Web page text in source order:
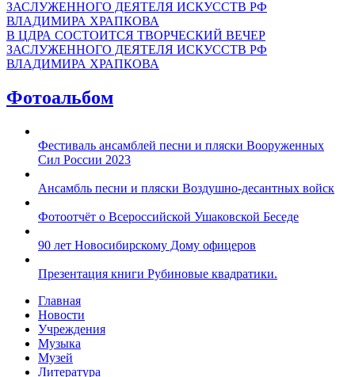
В ЦДРА СОСТОИТСЯ ТВОРЧЕСКИЙ ВЕЧЕР
ЗАСЛУЖЕННОГО ДЕЯТЕЛЯ ИСКУССТВ РФ
ВЛАДИМИРА ХРАПКОВА
Фотоальбом
Фестиваль ансамблей песни и пляски Вооруженных
Сил России 2023
Ансамбль песни и пляски Воздушно-десантных войск
Фотоотчёт о Всероссийской Ушаковской Беседе
90 лет Новосибирскому Дому офицеров
Презентация книги Рубиновые квадратики.
Главная
Новости
Учреждения
Музыка
Музей
Литература